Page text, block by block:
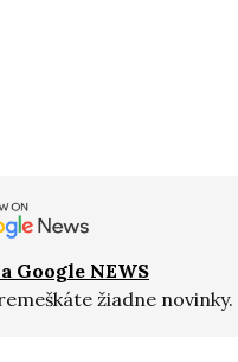
Google NEWS
žiadne novinky.